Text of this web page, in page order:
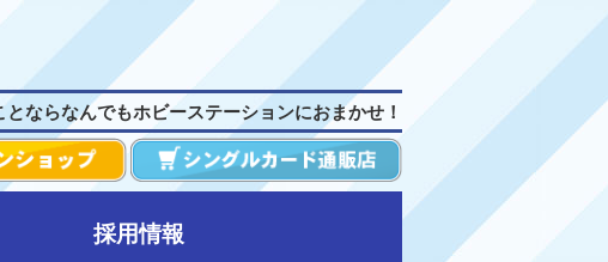
ならなんでもホビーステーションにおまかせ！
採用情報